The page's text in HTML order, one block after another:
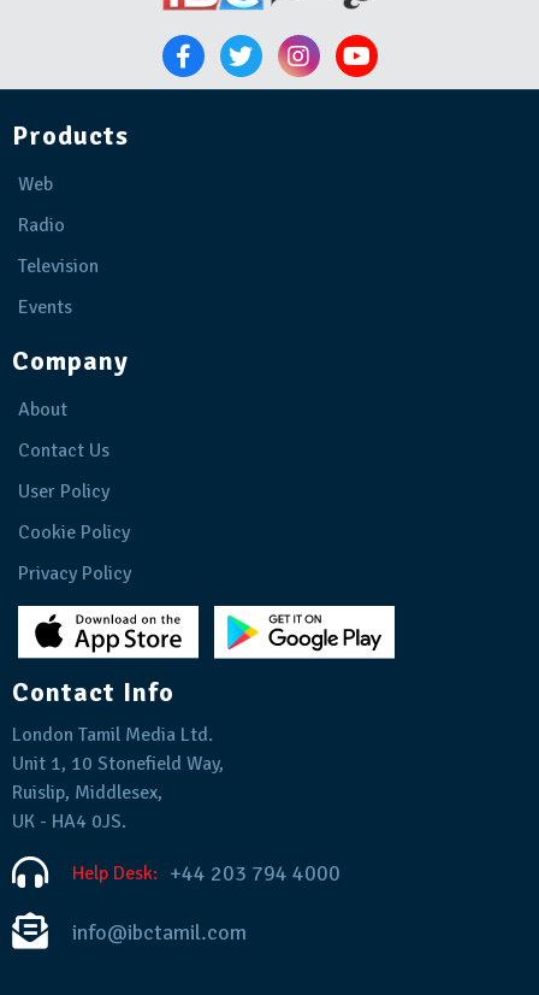
Products
Web
Radio
Television
Events
Company
About
Contact Us
User Policy
Cookie Policy
Privacy Policy
Contact Info
London Tamil Media Ltd.
Unit 1, 10 Stonefield Way,
Ruislip, Middlesex,
UK - HA4 0JS.
Help Desk: +44 203 794 4000
info@ibctamil.com